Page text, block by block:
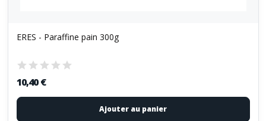
ERES - Paraffine pain 300g
10,40 €
Ajouter au panier